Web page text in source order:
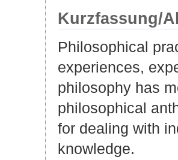
Kurzfassung/
Philosophical
experiences,
philosophy has
philosophical
for dealing with
knowledge.